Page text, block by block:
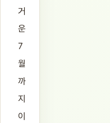
거
운
7
월
까
지
이